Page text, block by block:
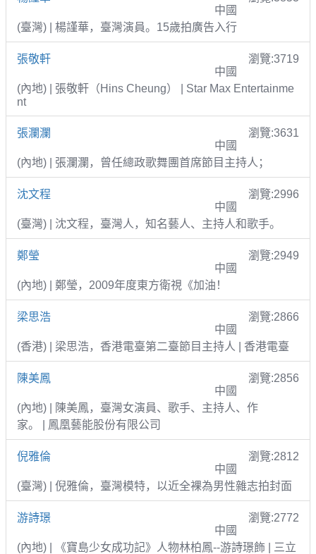
中國
(臺灣) | 楊謹華，臺灣演員。15歲拍廣告入行
張敬軒
瀏覽:3719
中國
(內地) | 張敬軒（Hins Cheung） | Star Max Entertainme
nt
張瀾瀾
瀏覽:3631
中國
(內地) | 張瀾瀾，曾任總政歌舞團首席節目主持人；
沈文程
瀏覽:2996
中國
(臺灣) | 沈文程，臺灣人，知名藝人、主持人和歌手。
鄭瑩
瀏覽:2949
中國
(內地) | 鄭瑩，2009年度東方衛視《加油！
梁思浩
瀏覽:2866
中國
(香港) | 梁思浩，香港電臺第二臺節目主持人 | 香港電臺
陳美鳳
瀏覽:2856
中國
(內地) | 陳美鳳，臺灣女演員、歌手、主持人、作
家。 | 鳳凰藝能股份有限公司
倪雅倫
瀏覽:2812
中國
(臺灣) | 倪雅倫，臺灣模特，以近全裸為男性雜志拍封面
游詩璟
瀏覽:2772
中國
(內地) | 《寶島少女成功記》人物林柏鳳--游詩璟飾 | 三立